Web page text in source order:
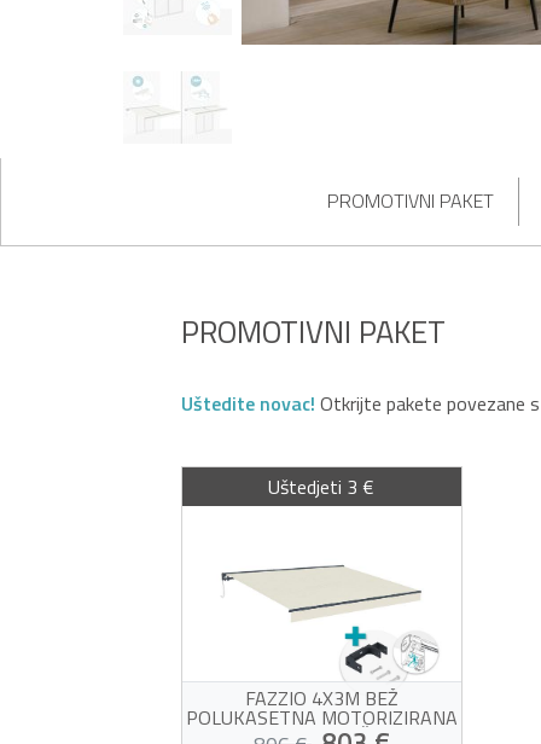
PROMOTIVNI PAKET
PROMOTIVNI PAKET
Uštedite novac! Otkrijte pakete povezane
Uštedjeti 3 €
FAZZIO 4X3M BEŽ
POLUKASETNA MOTORIZIRANA
TENDA S MONTAŽOM NA